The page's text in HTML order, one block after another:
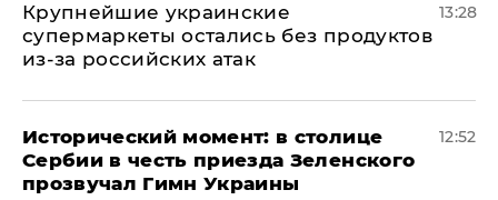
Крупнейшие украинские
супермаркеты остались без продуктов
из-за российских атак
13:28
Исторический момент: в столице
Сербии в честь приезда Зеленского
прозвучал Гимн Украины
12:52